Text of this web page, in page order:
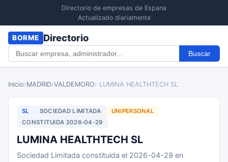
Directorio de empresas de Espana
Actualizado diariamente
BORME Directorio
Buscar
Inicio›MADRID›VALDEMORO› LUMINA HEALTHTECH SL
SL SOCIEDAD LIMITADA
UNIPERSONAL
CONSTITUIDA 2026-04-29
LUMINA HEALTHTECH SL
Sociedad Limitada constituida el 2026-04-29 en